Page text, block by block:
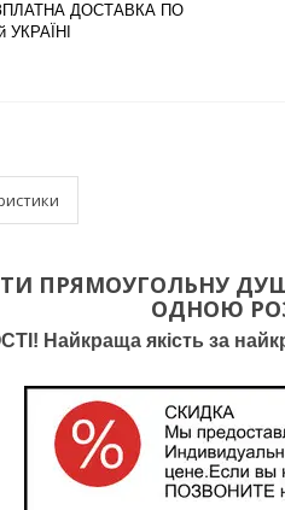
ДОСТАВКА ПО
УКРАЇНІ
ПРЯМОУГОЛЬНУ
ОДНОЮ
Найкраща якість за